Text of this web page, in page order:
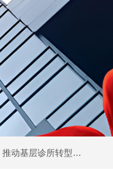
基层诊所转型升级